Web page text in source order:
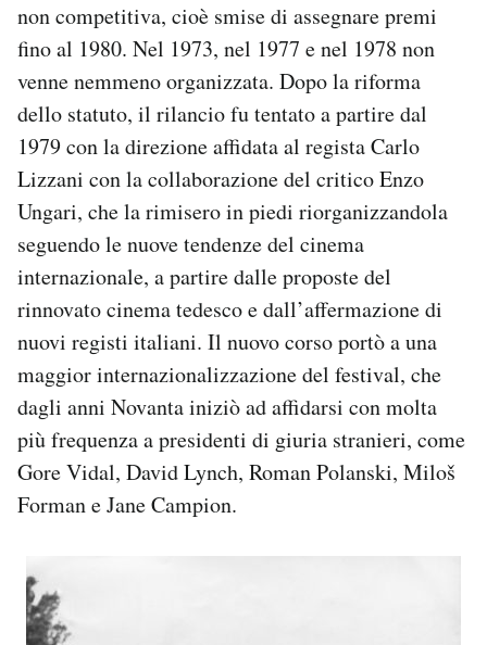
non competitiva, cioè smise di assegnare premi
fino al 1980. Nel 1973, nel 1977 e nel 1978 non
venne nemmeno organizzata. Dopo la riforma
dello statuto, il rilancio fu tentato a partire dal
1979 con la direzione affidata al regista Carlo
Lizzani con la collaborazione del critico Enzo
Ungari, che la rimisero in piedi riorganizzandola
seguendo le nuove tendenze del cinema
internazionale, a partire dalle proposte del
rinnovato cinema tedesco e dall’affermazione di
nuovi registi italiani. Il nuovo corso portò a una
maggior internazionalizzazione del festival, che
dagli anni Novanta iniziò ad affidarsi con molta
più frequenza a presidenti di giuria stranieri, come
Gore Vidal, David Lynch, Roman Polanski, Miloš
Forman e Jane Campion.